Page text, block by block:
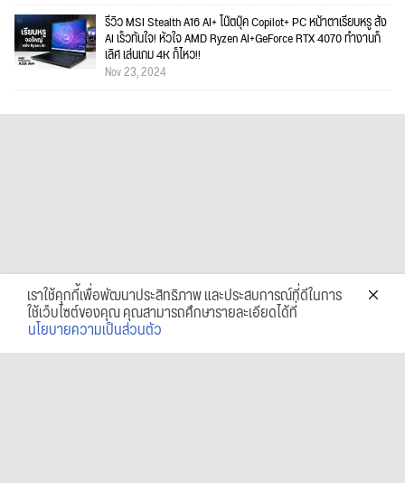
รีวิว MSI Stealth A16 AI+ โน๊ตบุ๊ค Copilot+ PC หน้าตาเรียบหรู สั่ง
AI เร็วทันใจ! หัวใจ AMD Ryzen AI+GeForce RTX 4070 ทำงานก็
เลิศ เล่นเกม 4K ก็ไหว!!
Nov 23, 2024
เราใช้คุกกี้เพื่อพัฒนาประสิทธิภาพ และประสบการณ์ที่ดีในการ
ใช้เว็บไซต์ของคุณ คุณสามารถศึกษารายละเอียดได้ที่
นโยบายความเป็นส่วนตัว